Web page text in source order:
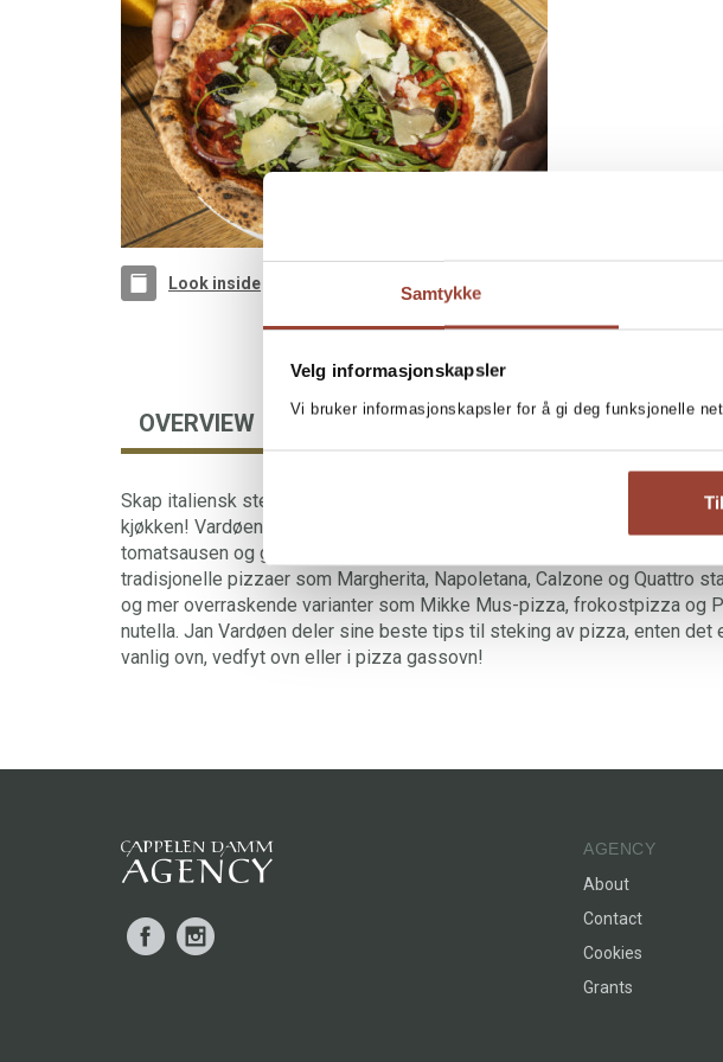
Samtykke
Velg informasjonskapsler
Vi bruker informasjonskapsler for å gi deg funksjonelle
Look inside
OVERVIEW
Skap italiensk stemning og lag verdens beste pizza hjemme på ditt eget
kjøkken! Vardøen viser hvordan du lager den perfekte pizzadeigen og
tomatsausen og gir deg oppskrifter på en rekke nydelige pizzaer –
tradisjonelle pizzaer som Margherita, Napoletana, Calzone og Quattro
og mer overraskende varianter som Mikke Mus-pizza, frokostpizza og
nutella. Jan Vardøen deler sine beste tips til steking av pizza, enten det
vanlig ovn, vedfyt ovn eller i pizza gassovn!
Facebook
AGENCY
About
Contact
Cookies
Grants